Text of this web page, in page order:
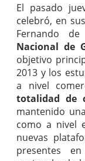
El pasado
celebró, en
Fernando
Nacional de
objetivo
2013 y los
a nivel
totalidad de
mantenido
como a nivel
nuevas
presentes